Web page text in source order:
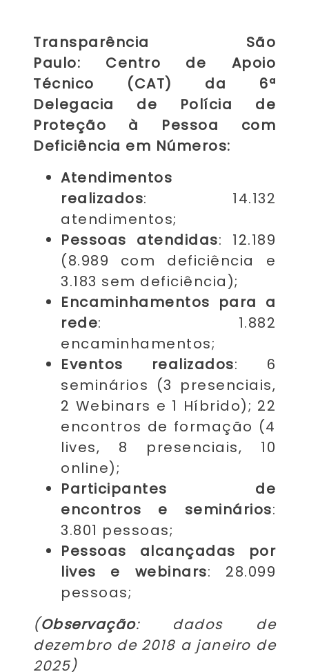
Transparência São
Paulo: Centro de Apoio
Técnico (CAT) da 6ª
Delegacia de Polícia de
Proteção à Pessoa com
Deficiência em Números:
Atendimentos
realizados:
14.132
atendimentos;
Pessoas atendidas: 12.189
(8.989 com deficiência e
3.183 sem deficiência);
Encaminhamentos para a
rede: 1.882
encaminhamentos;
Eventos realizados: 6
seminários (3 presenciais,
2 Webinars e 1 Híbrido); 22
encontros de formação (4
lives, 8 presenciais, 10
online);
Participantes de
encontros e seminários:
3.801 pessoas;
Pessoas alcançadas por
lives e webinars: 28.099
pessoas;
(Observação: dados de
dezembro de 2018 a janeiro de
2025)